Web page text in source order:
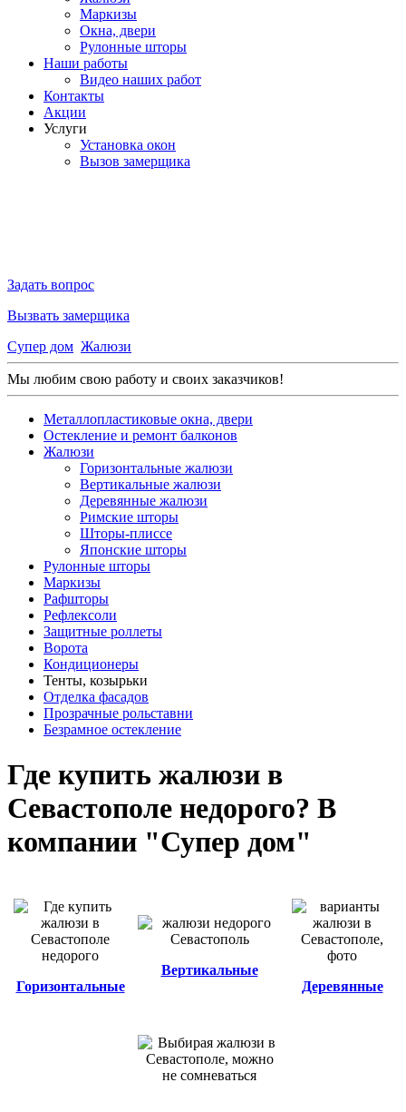
Маркизы
Окна, двери
Рулонные шторы
Наши работы
Видео наших работ
Контакты
Акции
Услуги
Установка окон
Вызов замерщика
Задать вопрос
Вызвать замерщика
Супер дом Жалюзи
Мы любим свою работу и своих заказчиков!
Металлопластиковые окна, двери
Остекление и ремонт балконов
Жалюзи
Горизонтальные жалюзи
Вертикальные жалюзи
Деревянные жалюзи
Римские шторы
Шторы-плиссе
Японские шторы
Рулонные шторы
Маркизы
Рафшторы
Рефлексоли
Защитные роллеты
Ворота
Кондиционеры
Тенты, козырьки
Отделка фасадов
Прозрачные рольставни
Безрамное остекление
Где купить жалюзи в
Севастополе недорого? В
компании "Супер дом"
Горизонтальные
Вертикальные
Деревянные